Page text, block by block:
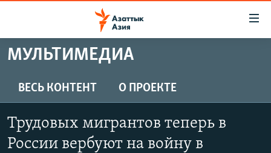
Вернуться
содержанию
главной
ЦЕНТРАЛЬНАЯ АЗИЯ
КАЗАХСТАН
УЗБЕКИСТАН
НОВОСТИ
НА ДРУГИХ ЯЗЫКАХ
МУЛЬТИМЕДИА
ВЕСЬ КОНТЕНТ О ПРОЕКТЕ
Трудовых мигрантов теперь в
России вербуют на войну в